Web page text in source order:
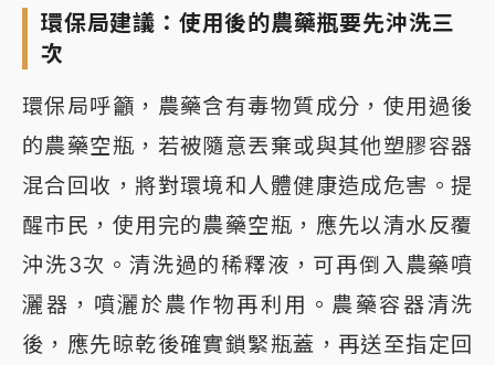
環保局建議：使用後的農藥瓶要先沖洗三
次
環保局呼籲，農藥含有毒物質成分，使用過後
的農藥空瓶，若被隨意丟棄或與其他塑膠容器
混合回收，將對環境和人體健康造成危害。提
醒市民，使用完的農藥空瓶，應先以清水反覆
沖洗3次。清洗過的稀釋液，可再倒入農藥噴
灑器，噴灑於農作物再利用。農藥容器清洗
後，應先晾乾後確實鎖緊瓶蓋，再送至指定回